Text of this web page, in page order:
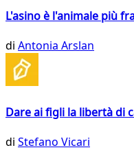
L'asino è l'animale più
di Antonia Arslan
Dare ai figli la libertà di
di Stefano Vicari